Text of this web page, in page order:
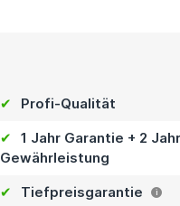
✔ Profi-Qualität
✔
1 Jahr Garantie + 2
Gewährleistung
✔ Tiefpreisgarantie i